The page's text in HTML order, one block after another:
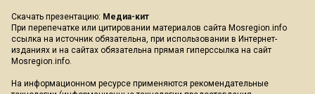
Скачать презентацию: Медиа-кит
При перепечатке или цитировании материалов сайта Mosregion.info
ссылка на источник обязательна, при использовании в Интернет-
изданиях и на сайтах обязательна прямая гиперссылка на сайт
Mosregion.info.
На информационном ресурсе применяются рекомендательные